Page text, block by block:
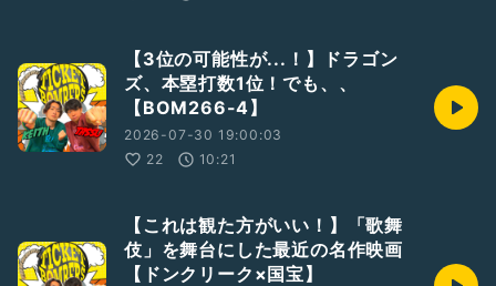
【3位の可能性が...！】ドラゴン
ズ、本塁打数1位！でも、、
【BOM266-4】
2026-07-30 19:00:03
22
10:21
【これは観た方がいい！】「歌舞
伎」を舞台にした最近の名作映画
【ドンクリーク×国宝】